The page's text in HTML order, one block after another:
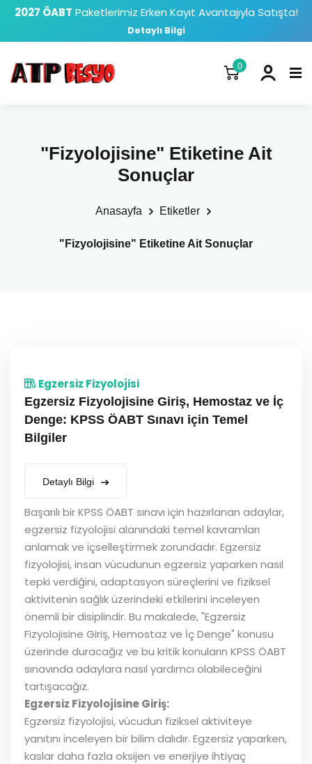
2027 ÖABT Paketlerimiz Erken Kayıt Avantajıyla Satışta!
Detaylı Bilgi
0
"Fizyolojisine" Etiketine Ait
Sonuçlar
Anasayfa Etiketler
"Fizyolojisine" Etiketine Ait Sonuçlar
Egzersiz Fizyolojisi
Egzersiz Fizyolojisine Giriş, Hemostaz ve İç
Denge: KPSS ÖABT Sınavı için Temel
Bilgiler
Detaylı Bilgi
Başarılı bir KPSS ÖABT sınavı için hazırlanan adaylar,
egzersiz fizyolojisi alanındaki temel kavramları
anlamak ve içselleştirmek zorundadır. Egzersiz
fizyolojisi, insan vücudunun egzersiz yaparken nasıl
tepki verdiğini, adaptasyon süreçlerini ve fiziksel
aktivitenin sağlık üzerindeki etkilerini inceleyen
önemli bir disiplindir. Bu makalede, "Egzersiz
Fizyolojisine Giriş, Hemostaz ve İç Denge" konusu
üzerinde duracağız ve bu kritik konuların KPSS ÖABT
sınavında adaylara nasıl yardımcı olabileceğini
tartışacağız.
Egzersiz Fizyolojisine Giriş:
Egzersiz fizyolojisi, vücudun fiziksel aktiviteye
yanıtını inceleyen bir bilim dalıdır. Egzersiz yaparken,
kaslar daha fazla oksijen ve enerjiye ihtiyaç